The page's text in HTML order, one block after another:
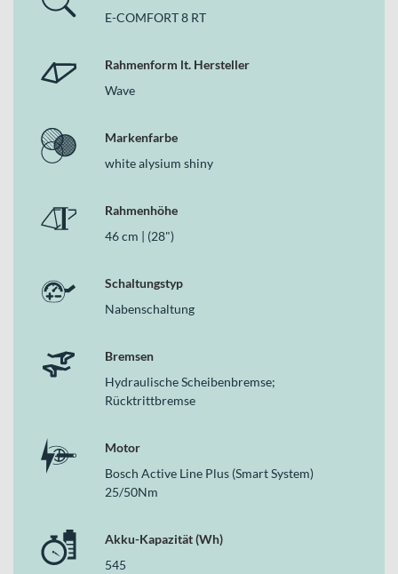
E-COMFORT 8 RT
Rahmenform lt. Hersteller
Wave
Markenfarbe
white alysium shiny
Rahmenhöhe
46 cm | (28")
Schaltungstyp
Nabenschaltung
Bremsen
Hydraulische Scheibenbremse;
Rücktrittbremse
Motor
Bosch Active Line Plus (Smart System)
25/50Nm
Akku-Kapazität (Wh)
545